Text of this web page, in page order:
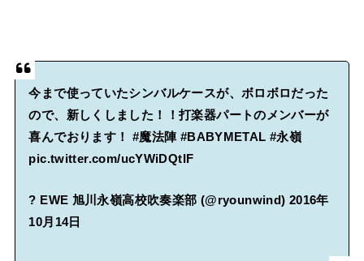
今まで使っていたシンバルケースが、ボロボロだった
ので、新しくしました！！打楽器パートのメンバーが
喜んでおります！ #魔法陣 #BABYMETAL #永嶺
pic.twitter.com/ucYWiDQtIF
? EWE 旭川永嶺高校吹奏楽部 (@ryounwind) 2016年
10月14日